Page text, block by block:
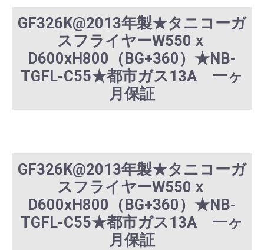
GF326K@2013年製★タニコーガ
スフライヤーW550ｘ
D600xH800（BG+360）★NB-
TGFL-C55★都市ガス13A 一ヶ
月保証
GF326K@2013年製★タニコーガ
スフライヤーW550ｘ
D600xH800（BG+360）★NB-
TGFL-C55★都市ガス13A 一ヶ
月保証